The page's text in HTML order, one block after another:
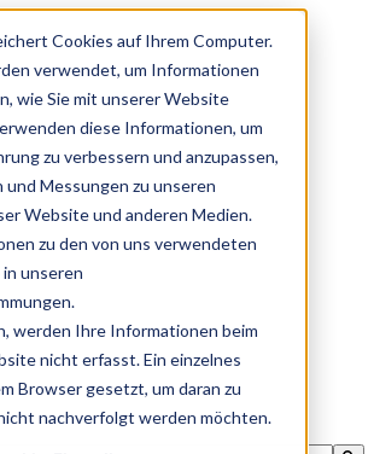
Cookies auf Ihrem Computer.
verwendet, um Informationen
wie Sie mit unserer Website
diese Informationen, um
zu verbessern und anzupassen,
und Messungen zu unseren
Website und anderen Medien.
zu den von uns verwendeten
unseren
werden Ihre Informationen beim
nicht erfasst. Ein einzelnes
Browser gesetzt, um daran zu
nachverfolgt werden möchten.